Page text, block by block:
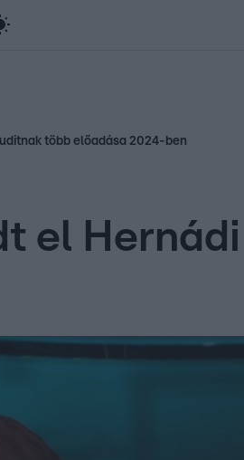
Wanted
több előadása 2024-ben
el